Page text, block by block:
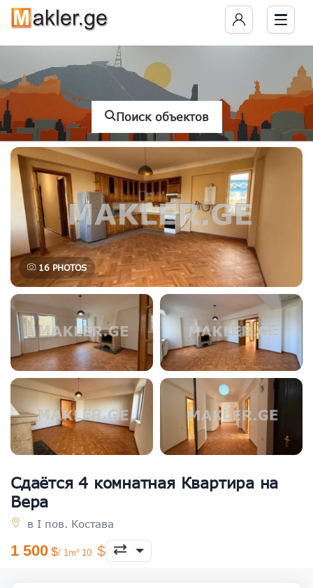
Поиск объектов
16 PHOTOS
Сдаётся 4 комнатная Квартира на
Вера
в I пов. Костава
1 500 / 1m² 10